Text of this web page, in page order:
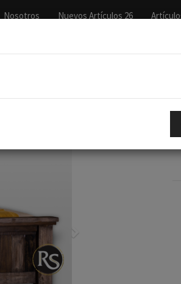
Nosotros Nuevos Artículos 26